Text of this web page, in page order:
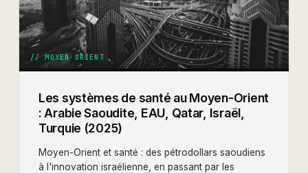
//MOYEN-ORIENT
Les systèmes de santé au Moyen-Orient
: Arabie Saoudite, EAU, Qatar, Israël,
Turquie (2025)
Moyen-Orient et santé : des pétrodollars saoudiens
à l'innovation israélienne, en passant par les